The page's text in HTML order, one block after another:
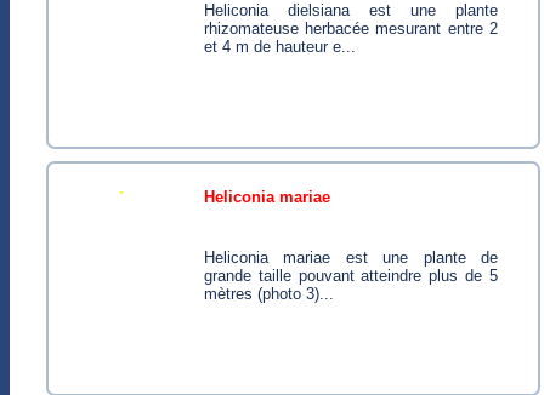
Heliconia dielsiana est une plante
rhizomateuse herbacée mesurant entre 2
et 4 m de hauteur e...
heliconia mariae
Heliconia mariae est une plante de
grande taille pouvant atteindre plus de 5
mètres (photo 3)...